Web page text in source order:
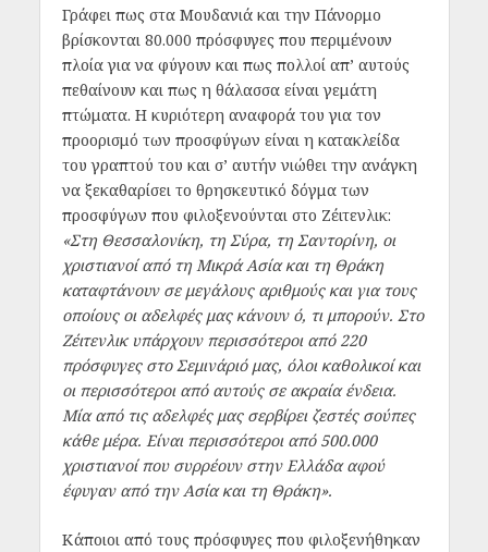
Γράφει πως στα Μουδανιά και την Πάνορμο
βρίσκονται 80.000 πρόσφυγες που περιμένουν
πλοία για να φύγουν και πως πολλοί απ’ αυτούς
πεθαίνουν και πως η θάλασσα είναι γεμάτη
πτώματα. Η κυριότερη αναφορά του για τον
προορισμό των προσφύγων είναι η κατακλείδα
του γραπτού του και σ’ αυτήν νιώθει την ανάγκη
να ξεκαθαρίσει το θρησκευτικό δόγμα των
προσφύγων που φιλοξενούνται στο Ζέιτενλικ:
«Στη Θεσσαλονίκη, τη Σύρα, τη Σαντορίνη, οι
χριστιανοί από τη Μικρά Ασία και τη Θράκη
καταφτάνουν σε μεγάλους αριθμούς και για τους
οποίους οι αδελφές μας κάνουν ό, τι μπορούν. Στο
Ζέιτενλικ υπάρχουν περισσότεροι από 220
πρόσφυγες στο Σεμινάριό μας, όλοι καθολικοί και
οι περισσότεροι από αυτούς σε ακραία ένδεια.
Μία από τις αδελφές μας σερβίρει ζεστές σούπες
κάθε μέρα. Είναι περισσότεροι από 500.000
χριστιανοί που συρρέουν στην Ελλάδα αφού
έφυγαν από την Ασία και τη Θράκη».
Κάποιοι από τους πρόσφυγες που φιλοξενήθηκαν